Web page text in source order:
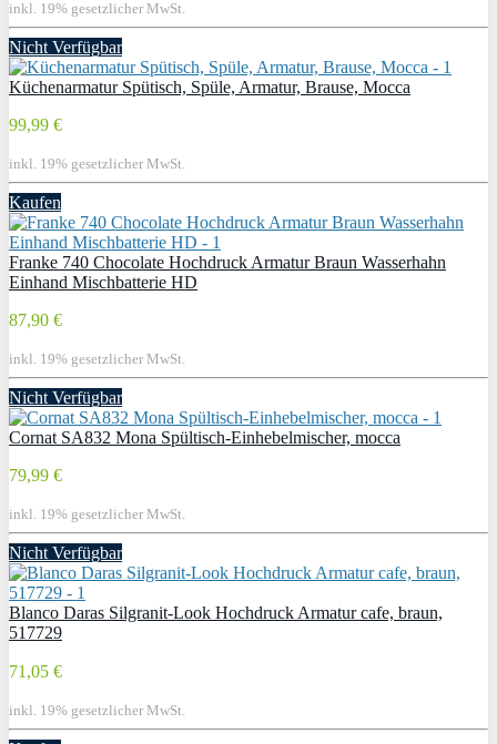
inkl. 19% gesetzlicher MwSt.
Nicht Verfügbar
Küchenarmatur Spütisch, Spüle, Armatur, Brause, Mocca
99,99 €
inkl. 19% gesetzlicher MwSt.
Kaufen
Franke 740 Chocolate Hochdruck Armatur Braun Wasserhahn
Einhand Mischbatterie HD
87,90 €
inkl. 19% gesetzlicher MwSt.
Nicht Verfügbar
Cornat SA832 Mona Spültisch-Einhebelmischer, mocca
79,99 €
inkl. 19% gesetzlicher MwSt.
Nicht Verfügbar
Blanco Daras Silgranit-Look Hochdruck Armatur cafe, braun,
517729
71,05 €
inkl. 19% gesetzlicher MwSt.